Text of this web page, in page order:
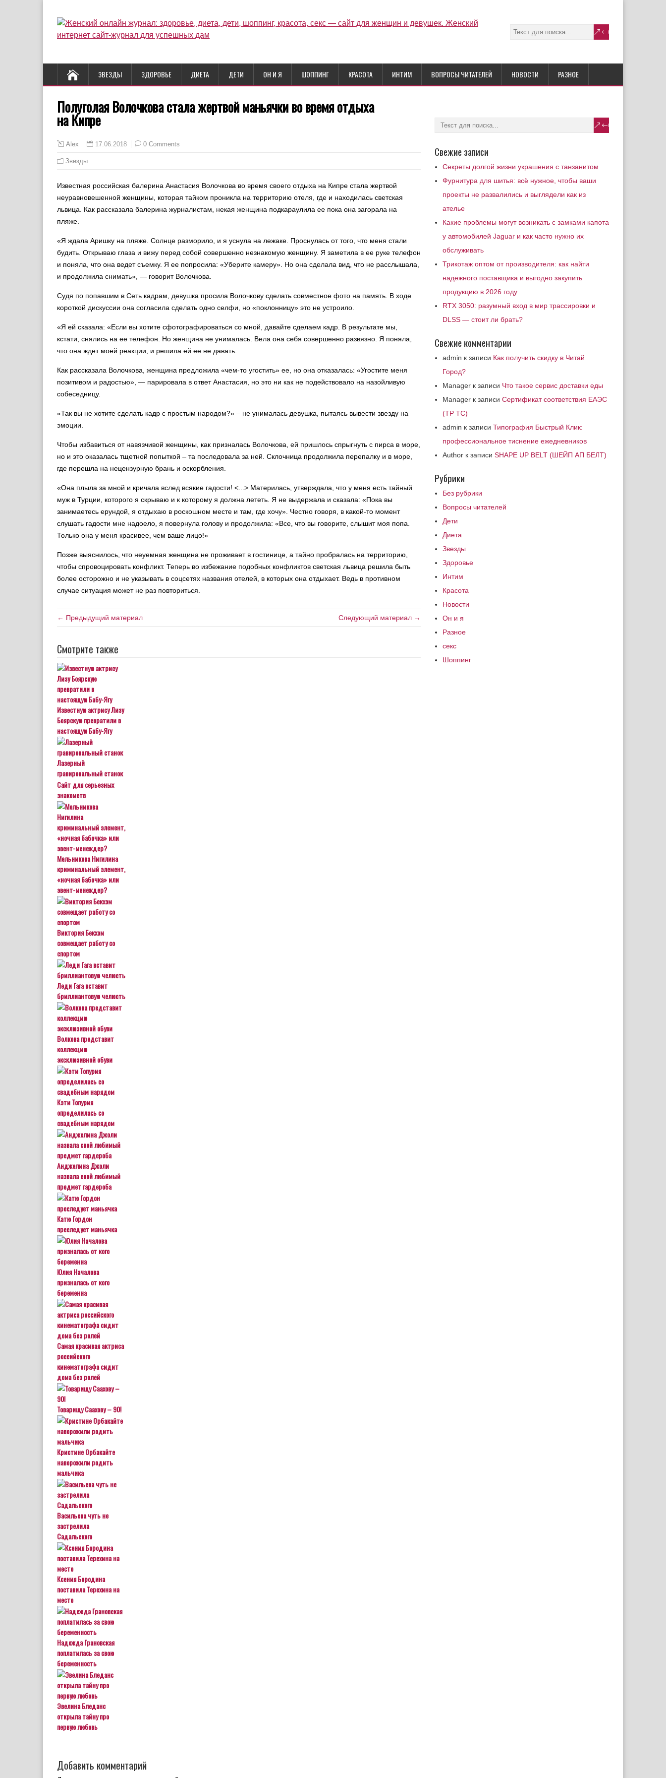
ЗВЕЗДЫ ЗДОРОВЬЕ ДИЕТА ДЕТИ ОН И Я ШОППИНГ КРАСОТА ИНТИМ ВОПРОСЫ ЧИТАТЕЛЕЙ НОВОСТИ РАЗНОЕ
Полуголая Волочкова стала жертвой маньячки во время отдыха
на Кипре
Alex 17.06.2018 0 Comments
Звезды
Известная российская балерина Анастасия Волочкова во время своего отдыха на Кипре стала жертвой
неуравновешенной женщины, которая тайком проникла на территорию отеля, где и находилась светская
львица. Как рассказала балерина журналистам, некая женщина подкараулила ее пока она загорала на
пляже.
«Я ждала Аришку на пляже. Солнце разморило, и я уснула на лежаке. Проснулась от того, что меня стали
будить. Открываю глаза и вижу перед собой совершенно незнакомую женщину. Я заметила в ее руке телефон
и поняла, что она ведет съемку. Я ее попросила: «Уберите камеру». Но она сделала вид, что не расслышала,
и продолжила снимать», — говорит Волочкова.
Судя по попавшим в Сеть кадрам, девушка просила Волочкову сделать совместное фото на память. В ходе
короткой дискуссии она согласила сделать одно селфи, но «поклонницу» это не устроило.
«Я ей сказала: «Если вы хотите сфотографироваться со мной, давайте сделаем кадр. В результате мы,
кстати, снялись на ее телефон. Но женщина не унималась. Вела она себя совершенно развязно. Я поняла,
что она ждет моей реакции, и решила ей ее не давать.
Как рассказала Волочкова, женщина предложила «чем-то угостить» ее, но она отказалась: «Угостите меня
позитивом и радостью», — парировала в ответ Анастасия, но это ни как не подействовало на назойливую
собеседницу.
«Так вы не хотите сделать кадр с простым народом?» – не унималась девушка, пытаясь вывести звезду на
эмоции.
Чтобы избавиться от навязчивой женщины, как призналась Волочкова, ей пришлось спрыгнуть с пирса в море,
но и это оказалась тщетной попыткой – та последовала за ней. Склочница продолжила перепалку и в море,
где перешла на нецензурную брань и оскорбления.
«Она плыла за мной и кричала вслед всякие гадости! <...> Материлась, утверждала, что у меня есть тайный
муж в Турции, которого я скрываю и к которому я должна лететь. Я не выдержала и сказала: «Пока вы
занимаетесь ерундой, я отдыхаю в роскошном месте и там, где хочу». Честно говоря, в какой-то момент
слушать гадости мне надоело, я повернула голову и продолжила: «Все, что вы говорите, слышит моя попа.
Только она у меня красивее, чем ваше лицо!»
Позже выяснилось, что неуемная женщина не проживает в гостинице, а тайно пробралась на территорию,
чтобы спровоцировать конфликт. Теперь во избежание подобных конфликтов светская львица решила быть
более осторожно и не указывать в соцсетях названия отелей, в которых она отдыхает. Ведь в противном
случае ситуация может не раз повториться.
← Предыдущий материал Следующий материал →
Смотрите также
Известную актрису Лизу
Боярскую превратили в
настоящую Бабу-Ягу
Лазерный
гравировальный станок
Сайт для серьезных
знакомств
Мельникова Нигилина
криминальный элемент,
«ночная бабочка» или
эвент-менеждер?
Виктория Бекхэм
совмещает работу со
спортом
Леди Гага вставит
бриллиантовую челюсть
Волкова представит
коллекцию
эксклюзивной обуви
Кэти Топурия
определилась со
свадебным нарядом
Анджелина Джоли
назвала свой любимый
предмет гардероба
Катю Гордон
преследует маньячка
Юлия Началова
призналась от кого
беременна
Самая красивая актриса
российского
кинематографа сидит
дома без ролей
Товарищу Саахову – 90!
Кристине Орбакайте
наворожили родить
мальчика
Васильева чуть не
застрелила
Садальского
Ксения Бородина
поставила Терехина на
место
Надежда Грановская
поплатилась за свою
беременность
Эвелина Бледанс
открыла тайну про
первую любовь
Добавить комментарий
Свежие записи
Секреты долгой жизни украшения с танзанитом
Фурнитура для шитья: всё нужное, чтобы ваши
проекты не развалились и выглядели как из
ателье
Какие проблемы могут возникать с замками капота
у автомобилей Jaguar и как часто нужно их
обслуживать
Трикотаж оптом от производителя: как найти
надежного поставщика и выгодно закупить
продукцию в 2026 году
RTX 3050: разумный вход в мир трассировки и
DLSS — стоит ли брать?
Свежие комментарии
admin к записи Как получить скидку в Читай
Город?
Manager к записи Что такое сервис доставки еды
Manager к записи Сертификат соответствия ЕАЭС
(ТР ТС)
admin к записи Типография Быстрый Клик:
профессиональное тиснение ежедневников
Author к записи SHAPE UP BELT (ШЕЙП АП БЕЛТ)
Рубрики
Без рубрики
Вопросы читателей
Дети
Диета
Звезды
Здоровье
Интим
Красота
Новости
Он и я
Разное
секс
Шоппинг